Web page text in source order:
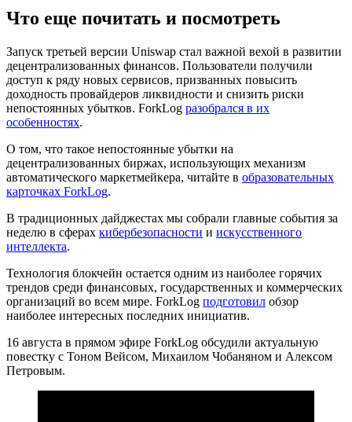
Что еще почитать и посмотреть
Запуск третьей версии Uniswap стал важной вехой в развитии
децентрализованных финансов. Пользователи получили
доступ к ряду новых сервисов, призванных повысить
доходность провайдеров ликвидности и снизить риски
непостоянных убытков. ForkLog разобрался в их
особенностях.
О том, что такое непостоянные убытки на
децентрализованных биржах, использующих механизм
автоматического маркетмейкера, читайте в образовательных
карточках ForkLog.
В традиционных дайджестах мы собрали главные события за
неделю в сферах кибербезопасности и искусственного
интеллекта.
Технология блокчейн остается одним из наиболее горячих
трендов среди финансовых, государственных и коммерческих
организаций во всем мире. ForkLog подготовил обзор
наиболее интересных последних инициатив.
16 августа в прямом эфире ForkLog обсудили актуальную
повестку с Тоном Вейсом, Михаилом Чобаняном и Алексом
Петровым.